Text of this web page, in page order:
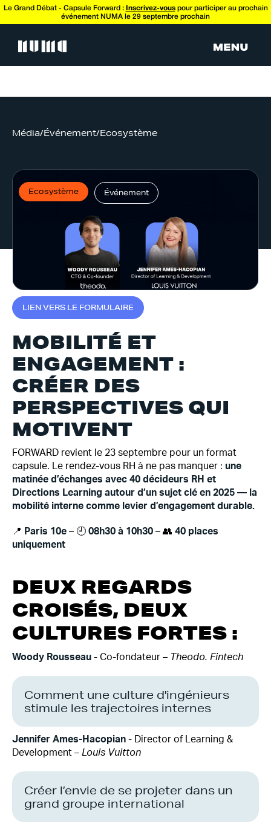
Le Grand Débat - Capsule Forward : Inscrivez-vouspour participer au prochain
événement NUMA le 29 septembre prochain
Média/Événement/Ecosystème
Ecosystème Événement
LIENVERS LE FORMULAIRE
MOBILITÉ ET
ENGAGEMENT :
CRÉER DES
PERSPECTIVES QUI
MOTIVENT
FORWARD revient le 23 septembre pour un format
capsule. Le rendez-vous RH à ne pas manquer : une
matinée d’échanges avec 40 décideurs RH et
Directions Learning autour d’un sujet clé en 2025 — la
mobilité interne comme levier d’engagement durable.
📍 Paris 10e – 🕘 08h30 à 10h30 – 👥 40 places
uniquement
DEUX REGARDS
CROISÉS, DEUX
CULTURES FORTES :
Woody Rousseau - Co-fondateur – Theodo. Fintech
Comment une culture d'ingénieurs
stimule les trajectoires internes
Jennifer Ames-Hacopian - Director of Learning &
Development – Louis Vuitton
Créer l’envie de se projeter dans un
grand groupe international